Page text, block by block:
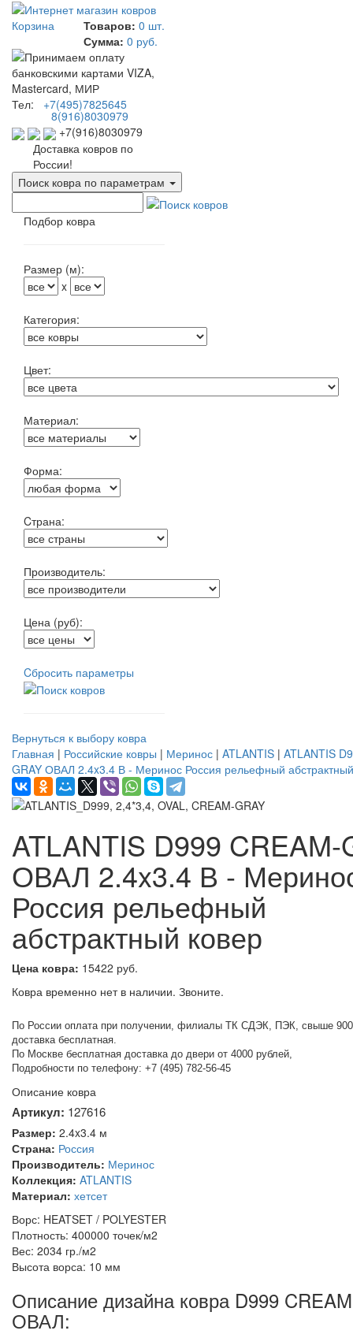
Корзина Товаров: 0 шт.
Сумма: 0 руб.
Тел: +7(495)7825645
8(916)8030979
+7(916)8030979
Доставка ковров по
России!
Поиск ковра по параметрам
Подбор ковра
Размер (м):
x
Категория:
Цвет:
Материал:
Форма:
Cтрана:
Производитель:
Цена (руб):
Cбросить параметры
Вернуться к выбору ковра
Главная | Российские ковры | Меринос | ATLANTIS | ATLANTIS
GRAY ОВАЛ 2.4x3.4 В - Меринос Россия рельефный абстрактный
ATLANTIS D999 CREAM-
ОВАЛ 2.4x3.4 В -
Россия рельефный
абстрактный ковер
Цена ковра: 15422 руб.
Ковра временно нет в наличии. Звоните.
По России оплата при получении, филиалы ТК СДЭК, ПЭК, свыше
доставка бесплатная.
По Москве бесплатная доставка до двери от 4000 рублей,
Подробности по телефону: +7 (495) 782-56-45
Описание ковра
Артикул: 127616
Размер: 2.4x3.4 м
Страна: Россия
Производитель: Меринос
Коллекция: ATLANTIS
Материал: хетсет
Ворс: HEATSET / POLYESTER
Плотность: 400000 точек/м2
Вес: 2034 гр./м2
Высота ворса: 10 мм
Описание дизайна ковра D999
ОВАЛ: